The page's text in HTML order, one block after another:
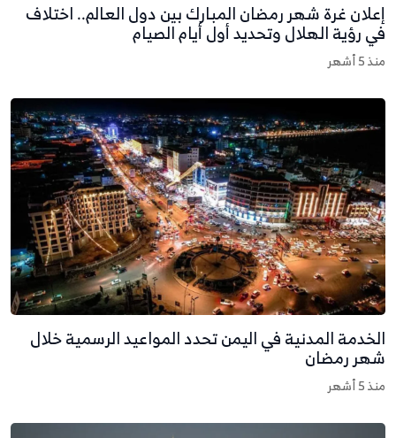
غرة شهر رمضان المبارك بين دول العالم.. اختلاف
رؤية الهلال وتحديد أول أيام الصيام
5 أشهر
المدنية في اليمن تحدد المواعيد الرسمية خلال
رمضان
5 أشهر